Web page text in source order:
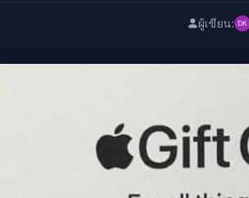
ผู้เขียน: